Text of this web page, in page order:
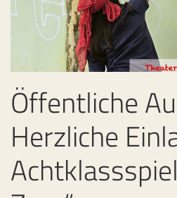
Öffentliche
Herzliche